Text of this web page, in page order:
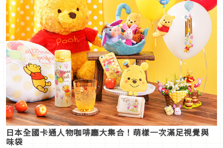
日本全國卡通人物咖啡廳大集合！萌樣一次滿足視覺與
味袋